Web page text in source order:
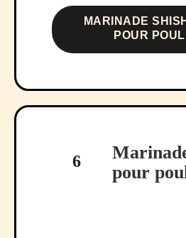
MARINADE
POUR
6
pour